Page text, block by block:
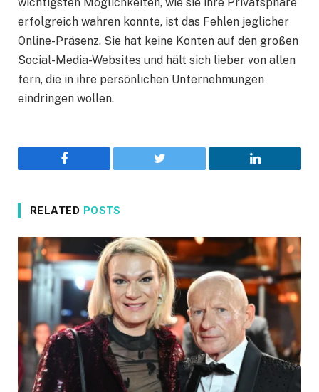
erfolgreich wahren konnte, ist das Fehlen jeglicher
Online-Präsenz. Sie hat keine Konten auf den großen
Social-Media-Websites und hält sich lieber von allen
fern, die in ihre persönlichen Unternehmungen
eindringen wollen.
Facebook Twitter LinkedIn
RELATED POSTS